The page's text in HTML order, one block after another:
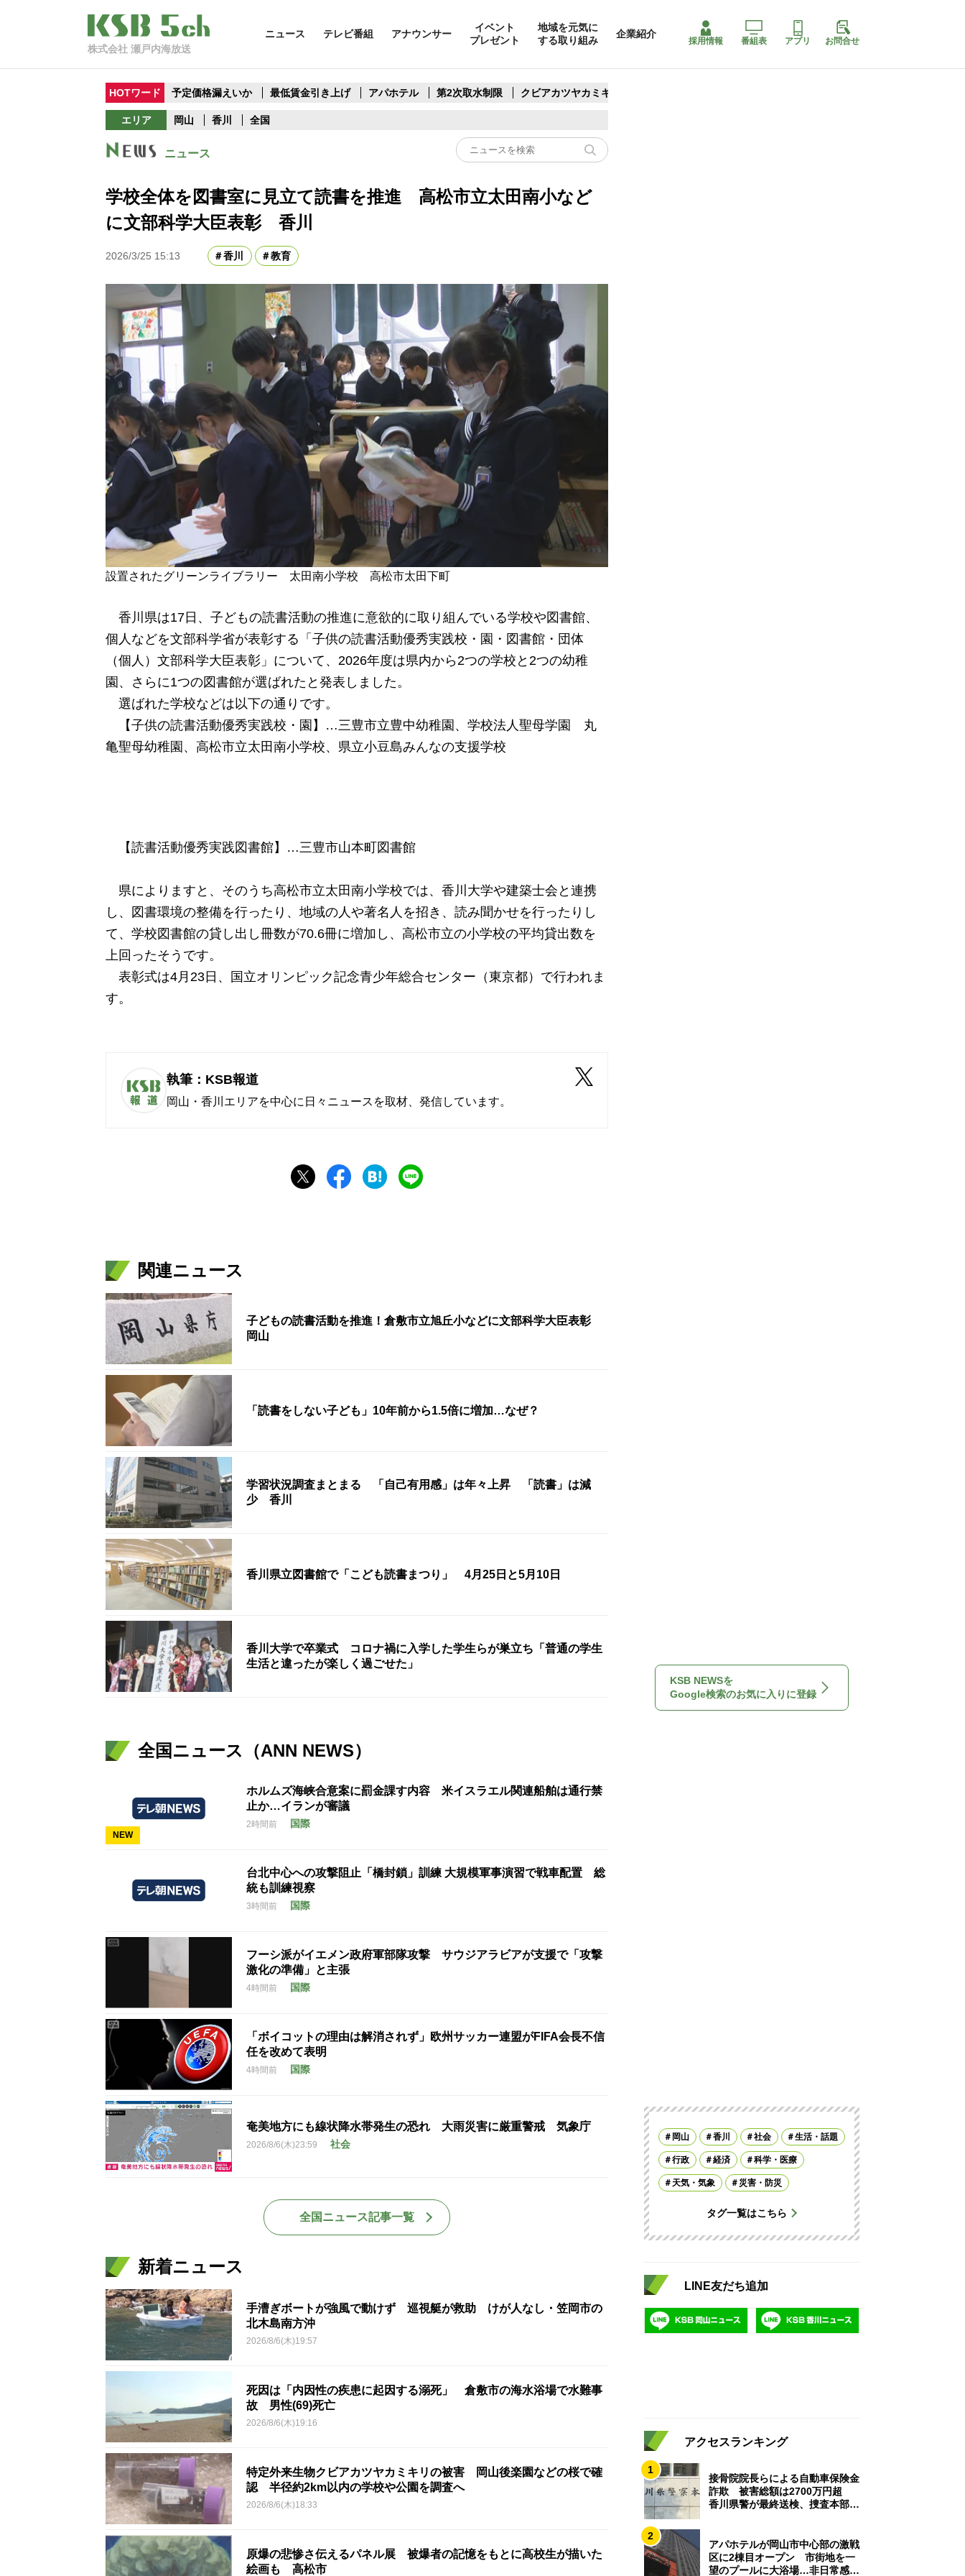
株式会社 瀬戸内海放送
ニュース テレビ番組 アナウンサー
イベント
プレゼント
地域を元気に
する取り組み
企業紹介
採用情報 番組表 アプリ お問合せ
HOTワード 予定価格漏えいか 最低賃金引き上げ アパホテル 第2次取水制限 クビアカツヤカミキリ
エリア 岡山 香川 全国
ニュース
学校全体を図書室に見立て読書を推進 高松市立太田南小など
に文部科学大臣表彰 香川
2026/3/25 15:13 香川 教育
設置されたグリーンライブラリー 太田南小学校 高松市太田下町
香川県は17日、子どもの読書活動の推進に意欲的に取り組んでいる学校や図書館、
個人などを文部科学省が表彰する「子供の読書活動優秀実践校・園・図書館・団体
（個人）文部科学大臣表彰」について、2026年度は県内から2つの学校と2つの幼稚
園、さらに1つの図書館が選ばれたと発表しました。
選ばれた学校などは以下の通りです。
【子供の読書活動優秀実践校・園】…三豊市立豊中幼稚園、学校法人聖母学園 丸
亀聖母幼稚園、高松市立太田南小学校、県立小豆島みんなの支援学校
【読書活動優秀実践図書館】…三豊市山本町図書館
県によりますと、そのうち高松市立太田南小学校では、香川大学や建築士会と連携
し、図書環境の整備を行ったり、地域の人や著名人を招き、読み聞かせを行ったりし
て、学校図書館の貸し出し冊数が70.6冊に増加し、高松市立の小学校の平均貸出数を
上回ったそうです。
表彰式は4月23日、国立オリンピック記念青少年総合センター（東京都）で行われま
す。
執筆：KSB報道
岡山・香川エリアを中心に日々ニュースを取材、発信しています。
関連ニュース
子どもの読書活動を推進！倉敷市立旭丘小などに文部科学大臣表彰
岡山
「読書をしない子ども」10年前から1.5倍に増加…なぜ？
学習状況調査まとまる 「自己有用感」は年々上昇 「読書」は減
少 香川
香川県立図書館で「こども読書まつり」 4月25日と5月10日
香川大学で卒業式 コロナ禍に入学した学生らが巣立ち「普通の学生
生活と違ったが楽しく過ごせた」
全国ニュース（ANN NEWS）
NEW
ホルムズ海峡合意案に罰金課す内容 米イスラエル関連船舶は通行禁
止か…イランが審議
2時間前 国際
台北中心への攻撃阻止「橋封鎖」訓練 大規模軍事演習で戦車配置 総
統も訓練視察
3時間前 国際
フーシ派がイエメン政府軍部隊攻撃 サウジアラビアが支援で「攻撃
激化の準備」と主張
4時間前 国際
「ボイコットの理由は解消されず」欧州サッカー連盟がFIFA会長不信
任を改めて表明
4時間前 国際
奄美地方にも線状降水帯発生の恐れ 大雨災害に厳重警戒 気象庁
2026/8/6(木)23:59 社会
全国ニュース記事一覧
新着ニュース
手漕ぎボートが強風で動けず 巡視艇が救助 けが人なし・笠岡市の
北木島南方沖
2026/8/6(木)19:57
死因は「内因性の疾患に起因する溺死」 倉敷市の海水浴場で水難事
故 男性(69)死亡
2026/8/6(木)19:16
特定外来生物クビアカツヤカミキリの被害 岡山後楽園などの桜で確
認 半径約2km以内の学校や公園を調査へ
2026/8/6(木)18:33
原爆の悲惨さ伝えるパネル展 被爆者の記憶をもとに高校生が描いた
絵画も 高松市
KSB NEWSを
Google検索のお気に入りに登録
岡山 香川 社会 生活・話題
行政 経済 科学・医療
天気・気象 災害・防災
タグ一覧はこちら
LINE友だち追加
アクセスランキング
1
接骨院院長らによる自動車保険金
詐欺 被害総額は2700万円超
香川県警が最終送検、捜査本部解
2
アパホテルが岡山市中心部の激戦
区に2棟目オープン 市街地を一
望のプールに大浴場…非日常感を